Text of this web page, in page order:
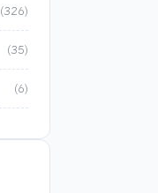
(326)
(35)
(6)